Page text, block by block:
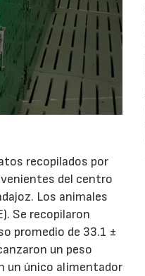
recopilados por
del centro
Los animales
Se recopilaron
promedio de 33.1 ±
un peso
un único alimentador